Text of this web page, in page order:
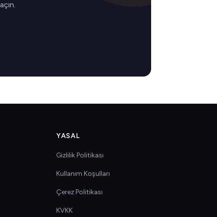
YASAL
Gizlilik Politikası
Kullanım Koşulları
Çerez Politikası
KVKK